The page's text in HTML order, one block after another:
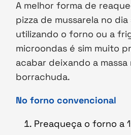
A melhor forma de
pizza de mussarela no
utilizando o forno ou a
microondas é sim muito
acabar deixando a massa
borrachuda.
No forno convencional
Preaqueça o forno a